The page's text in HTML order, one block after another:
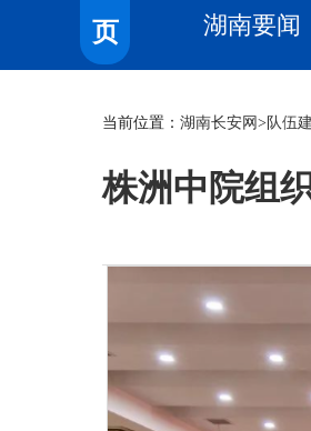
页
湖南要闻
当前位置： 湖南长安网 > 队伍
株洲中院组